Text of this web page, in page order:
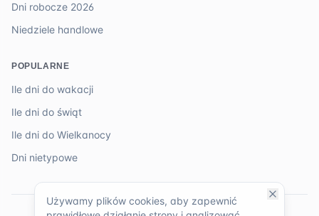
Dni robocze 2026
Niedziele handlowe
POPULARNE
Ile dni do wakacji
Ile dni do świąt
Ile dni do Wielkanocy
Dni nietypowe
Używamy plików cookies, aby zapewnić